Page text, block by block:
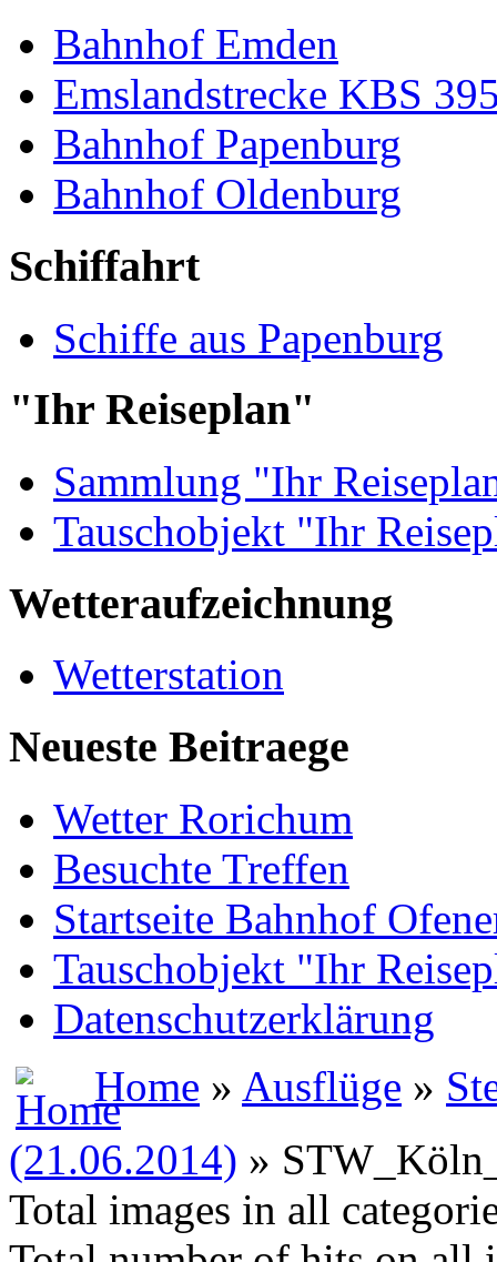
Bahnhof Emden
Emslandstrecke KBS
Bahnhof Papenburg
Bahnhof Oldenburg
Schiffahrt
Schiffe aus Papenburg
"Ihr Reiseplan"
Sammlung "Ihr
Tauschobjekt "Ihr
Wetteraufzeichnung
Wetterstation
Neueste Beitraege
Wetter Rorichum
Besuchte Treffen
Startseite Bahnhof
Tauschobjekt "Ihr
Datenschutzerklärung
Home » Ausflüge »
(21.06.2014) »
Total images in all